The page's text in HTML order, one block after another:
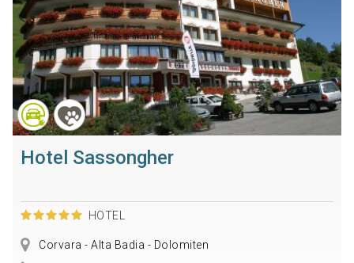
Hotel Sassongher
HOTEL
Corvara - Alta Badia - Dolomiten